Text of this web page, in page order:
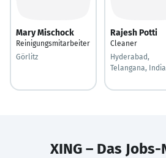
Mary Mischock
Reinigungsmitarbeiter
Görlitz
Rajesh Potti
Cleaner
Hyderabad,
Telangana, India
XING – Das